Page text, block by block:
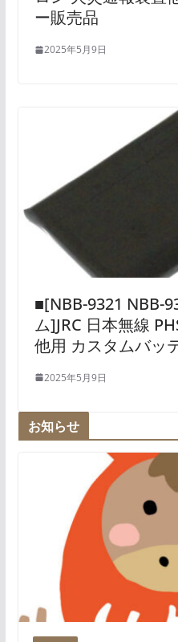
ー販売品
2025年5月9日
■[NBB-9321 NBB-
ム]JRC 日本無線
他用 カスタムバッ
2025年5月9日
お知らせ